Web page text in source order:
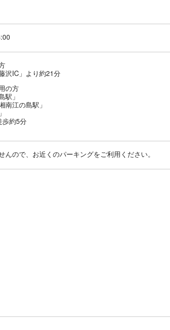
沢IC」より約21分
の方
駅」
南江の島駅」
歩約5分
んので、お近くのパーキングをご利用ください。